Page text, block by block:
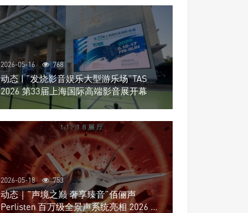
2026-05-16 768
动态 | “发烧影音娱乐大型游乐场”TAS
2026 第33届上海国际高端影音展开幕
2026-05-18 753
动态｜”声境之巅 奢享臻音”佰俪声
Perlisten 百万级全景声系统亮相 2026 北